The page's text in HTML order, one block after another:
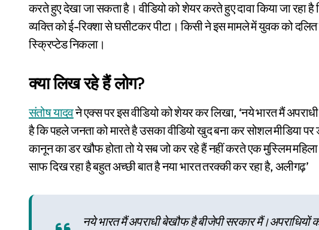
करते हुए देखा जा सकता है। वीडियो को शेयर करते हुए दावा किया जा रहा
व्यक्ति को ई-रिक्शा से घसीटकर पीटा। किसी ने इस मामले में युवक को दलित
स्क्रिप्टेड निकला।
क्या लिख रहे हैं लोग?
संतोष यादवने एक्स पर इस वीडियो को शेयर कर लिखा, ‘नये भारत मैं
है कि पहले जनता को मारते है उसका वीडियो खुद बना कर सोशल मीडिया
कानून का डर खौफ होता तो ये सब जो कर रहे हैं नहीं करते एक मुस्लिम
साफ दिख रहा है बहुत अच्छी बात है नया भारत तरक्की कर रहा है, अलीगढ़’
नये भारत मैं अपराधी बेखौफ है बीजेपी सरकार मैं।अपराधियों